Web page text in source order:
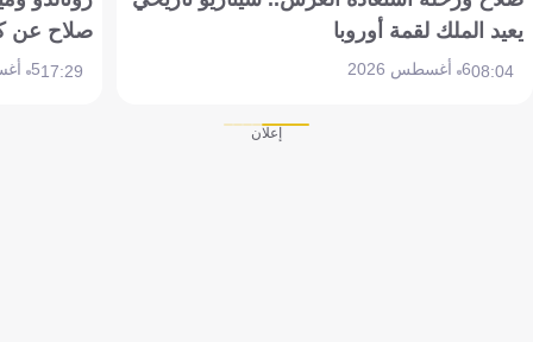
يعيد الملك لقمة أوروبا
08:046 أغسطس 2026
صلاح عن
17:295 أغسطس 2026
إعلان